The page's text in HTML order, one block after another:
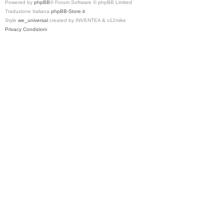
Powered by phpBB® Forum Software © phpBB Limited
Traduzione Italiana phpBB-Store.it
Style we_universal created by INVENTEA & v12mike
Privacy Condizioni